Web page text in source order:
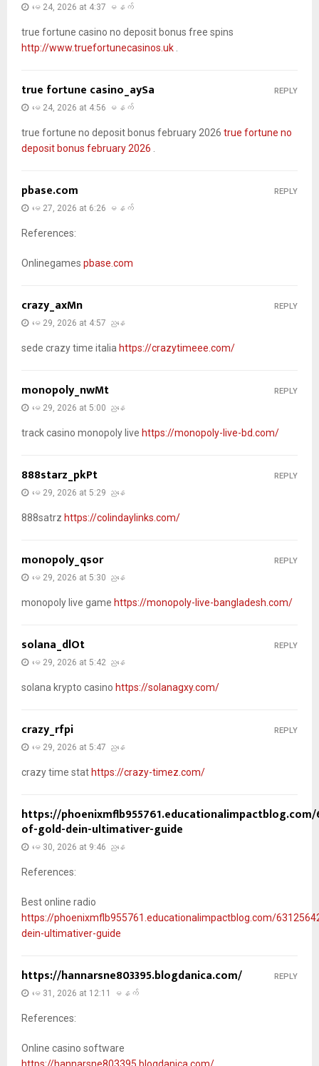
မေ 24, 2026 at 4:37 မနက်
true fortune casino no deposit bonus free spins
http://www.truefortunecasinos.uk
true fortune casino_aySa
မေ 24, 2026 at 4:56 မနက်
true fortune no deposit bonus february 2026 true fortune no
deposit bonus february 2026
REPLY
pbase.com
မေ 27, 2026 at 6:26 မနက်
References:
Onlinegames pbase.com
REPLY
crazy_axMn
မေ 29, 2026 at 4:57 ညနေ
sede crazy time italia https://crazytimeee.com/
REPLY
monopoly_nwMt
မေ 29, 2026 at 5:00 ညနေ
track casino monopoly live https://monopoly-live-bd.com/
REPLY
888starz_pkPt
မေ 29, 2026 at 5:29 ညနေ
888satrz https://colindaylinks.com/
REPLY
monopoly_qsor
မေ 29, 2026 at 5:30 ညနေ
monopoly live game https://monopoly-live-bangladesh.com/
REPLY
solana_dlOt
မေ 29, 2026 at 5:42 ညနေ
solana krypto casino https://solanagxy.com/
REPLY
crazy_rfpi
မေ 29, 2026 at 5:47 ညနေ
crazy time stat https://crazy-timez.com/
REPLY
https://phoenixmflb955761.educationalimpactblog.com/
of-gold-dein-ultimativer-guide
မေ 30, 2026 at 9:46 ညနေ
References:
Best online radio
https://phoenixmflb955761.educationalimpactblog.com/
dein-ultimativer-guide
https://hannarsne803395.blogdanica.com/
မေ 31, 2026 at 12:11 မနက်
References:
Online casino software
https://hannarsne803395.blogdanica.com/
REPLY